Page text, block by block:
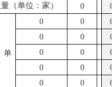
（单位：家）
0
单
0 0
0
0
0
0
0
0
0
0